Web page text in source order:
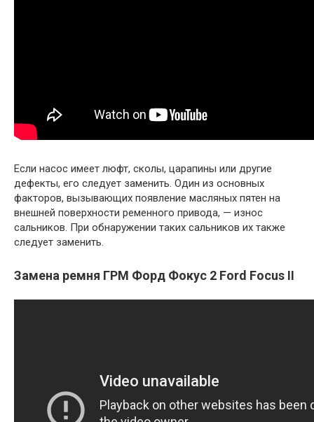
Если насос имеет люфт, сколы, царапины или другие
дефекты, его следует заменить. Один из основных
факторов, вызывающих появление масляных пятен на
внешней поверхности ременного привода, — износ
сальников. При обнаружении таких сальников их также
следует заменить.
Замена ремня ГРМ Форд Фокус 2 Ford Focus II